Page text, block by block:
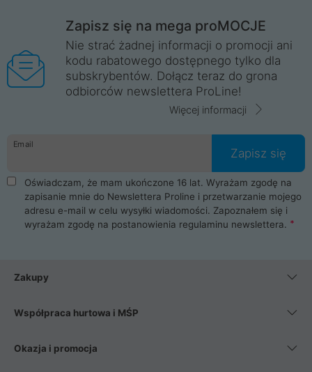
Zapisz się na mega proMOCJE
Nie strać żadnej informacji o promocji ani
kodu rabatowego dostępnego tylko dla
subskrybentów. Dołącz teraz do grona
odbiorców newslettera ProLine!
Więcej informacji
Email
Zapisz się
Oświadczam, że mam ukończone 16 lat. Wyrażam zgodę na
zapisanie mnie do Newslettera Proline i przetwarzanie mojego
adresu e-mail w celu wysyłki wiadomości. Zapoznałem się i
wyrażam zgodę na postanowienia regulaminu newslettera.
Zakupy
Współpraca hurtowa i MŚP
Okazja i promocja